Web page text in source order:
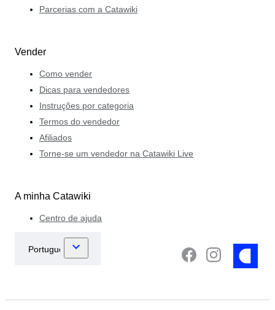
Parcerias com a Catawiki
Vender
Como vender
Dicas para vendedores
Instruções por categoria
Termos do vendedor
Afiliados
Torne-se um vendedor na Catawiki Live
A minha Catawiki
Centro de ajuda